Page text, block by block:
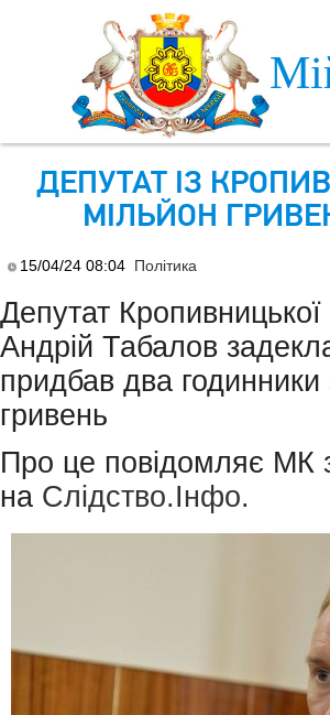
ДЕПУТАТ ІЗ
МІЛЬЙОН
15/04/24 08:04 Політика
Депутат
Андрій Табалов
придбав два
гривень
Про це повідомляє МК
на Слідство.Інфо.